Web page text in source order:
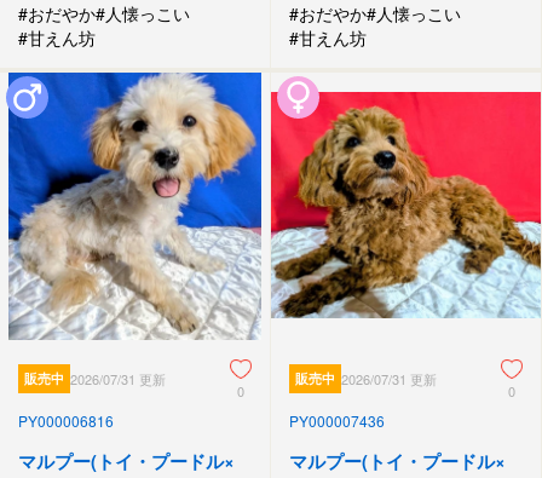
#おだやか#人懐っこい
#甘えん坊
#おだやか#人懐っこい
#甘えん坊
販売中 2026/07/31 更新
0
PY000006816
マルプー(トイ・プードル×
販売中 2026/07/31 更新
0
PY000007436
マルプー(トイ・プードル×